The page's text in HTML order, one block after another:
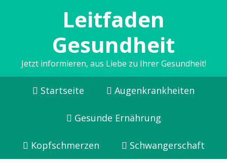
Leitfaden
Gesundheit
Jetzt informieren, aus Liebe zu Ihrer Gesundheit!
Startseite Augenkrankheiten
Gesunde Ernährung
Kopfschmerzen Schwangerschaft